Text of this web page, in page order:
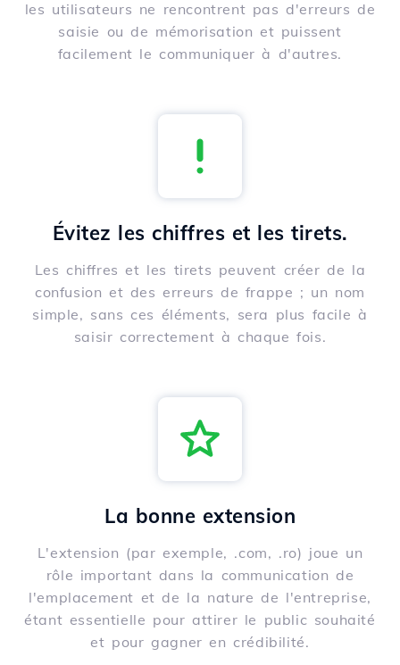
les utilisateurs ne rencontrent pas d'erreurs de
saisie ou de mémorisation et puissent
facilement le communiquer à d'autres.
Évitez les chiffres et les tirets.
Les chiffres et les tirets peuvent créer de la
confusion et des erreurs de frappe ; un nom
simple, sans ces éléments, sera plus facile à
saisir correctement à chaque fois.
La bonne extension
L'extension (par exemple, .com, .ro) joue un
rôle important dans la communication de
l'emplacement et de la nature de l'entreprise,
étant essentielle pour attirer le public souhaité
et pour gagner en crédibilité.